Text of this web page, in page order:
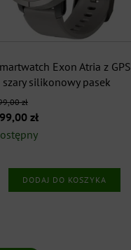
Sport i aktywność
Kompatybilność
Funkcje smart
Wyświetlacz
Wodoszczelność
Exon Atria z GPS
silikonowy pasek
zł
zł.
złAktualna
499,00 zł.
DODAJ DO KOSZYKA